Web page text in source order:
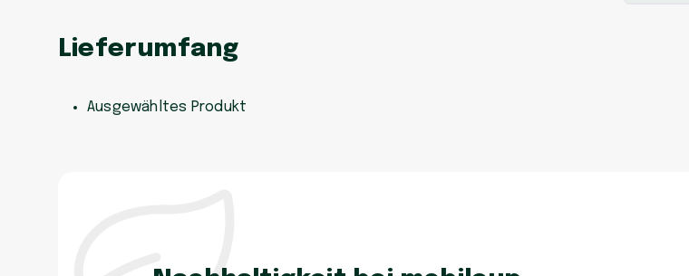
Lieferumfang
Ausgewähltes Produkt